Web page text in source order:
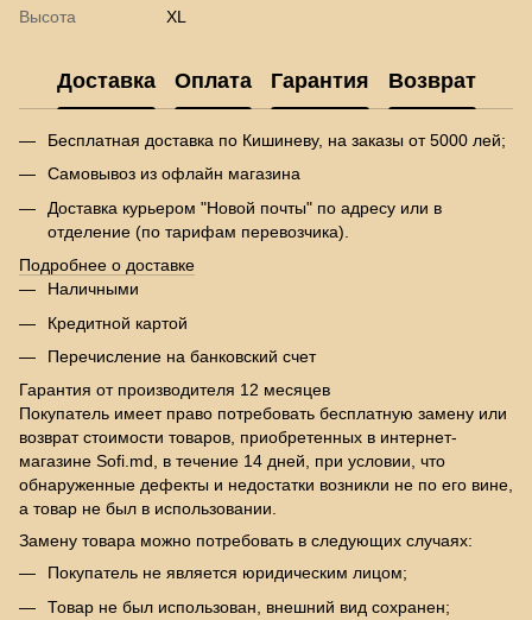
Высота
XL
Доставка Оплата Гарантия Возврат
Бесплатная доставка по Кишиневу, на заказы от 5000 лей;
Самовывоз из офлайн магазина
Доставка курьером "Новой почты" по адресу или в
отделение (по тарифам перевозчика).
Подробнее о доставке
Наличными
Кредитной картой
Перечисление на банковский счет
Гарантия от производителя 12 месяцев
Покупатель имеет право потребовать бесплатную замену или
возврат стоимости товаров, приобретенных в интернет-
магазине Sofi.md, в течение 14 дней, при условии, что
обнаруженные дефекты и недостатки возникли не по его вине,
а товар не был в использовании.
Замену товара можно потребовать в следующих случаях:
Покупатель не является юридическим лицом;
Товар не был использован, внешний вид сохранен;